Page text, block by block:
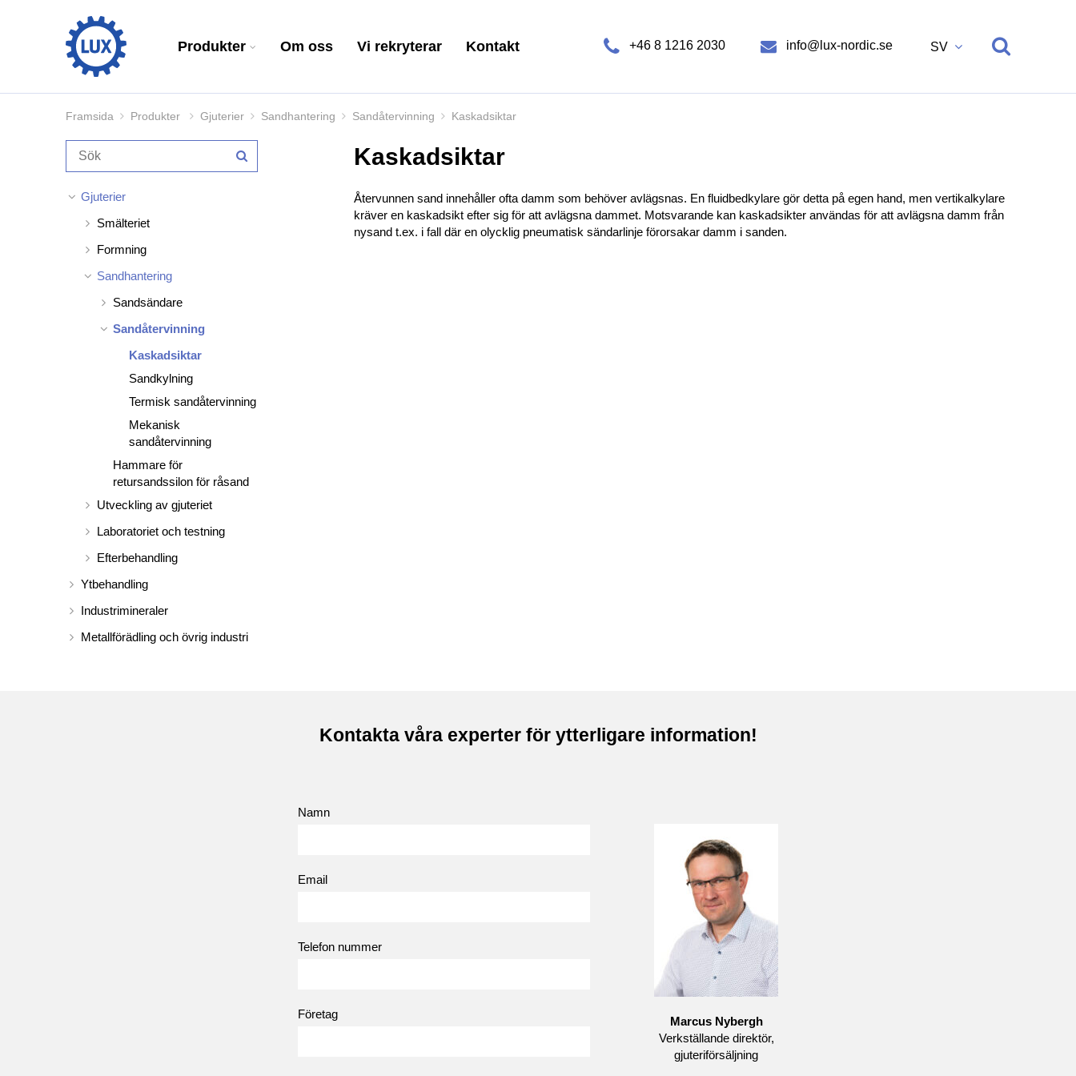
Produkter Om oss Vi rekryterar Kontakt +46 8 1216 2030 info@lux-nordic.se SV
Framsida Produkter Gjuterier Sandhantering Sandåtervinning Kaskadsiktar
Gjuterier
Smälteriet
Formning
Sandhantering
Sandsändare
Sandåtervinning
Kaskadsiktar
Sandkylning
Termisk sandåtervinning
Mekanisk
sandåtervinning
Hammare för
retursandssilon för råsand
Utveckling av gjuteriet
Laboratoriet och testning
Efterbehandling
Ytbehandling
Industrimineraler
Metallförädling och övrig industri
Kaskadsiktar
Återvunnen sand innehåller ofta damm som behöver avlägsnas. En fluidbedkylare gör detta på egen hand, men vertikalkylare
kräver en kaskadsikt efter sig för att avlägsna dammet. Motsvarande kan kaskadsikter användas för att avlägsna damm från
nysand t.ex. i fall där en olycklig pneumatisk sändarlinje förorsakar damm i sanden.
Kontakta våra experter för ytterligare information!
Namn
Email
Telefon nummer
Företag
Marcus Nybergh
Verkställande direktör,
gjuteriförsäljning